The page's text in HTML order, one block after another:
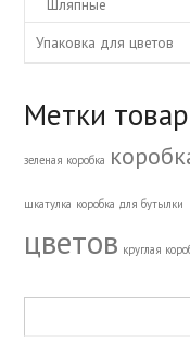
Шляпные
Упаковка для цветов
Метки
зеленая коробка
шкатулка коробка для бутылки
цветов круглая